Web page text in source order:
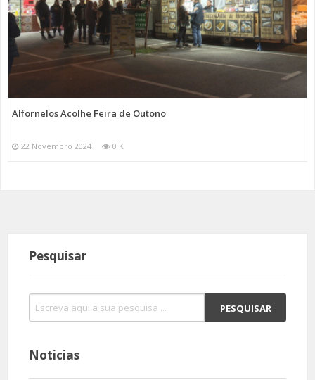
Alfornelos Acolhe Feira de Outono
22 Novembro 2024 0 K
Pesquisar
Noticias